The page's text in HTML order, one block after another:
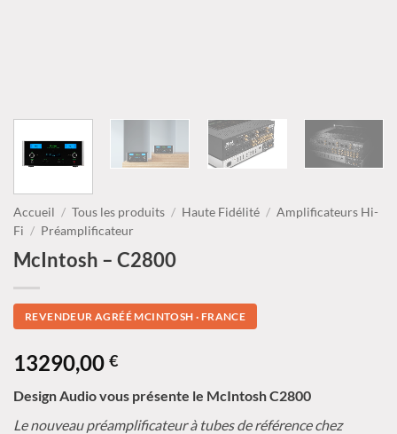
Accueil / Tous les produits / Haute Fidélité / Amplificateurs Hi-
Fi / Préamplificateur
McIntosh – C2800
REVENDEUR AGRÉÉ MCINTOSH · FRANCE
13290,00 €
Design Audio vous présente le McIntosh C2800
Le nouveau préamplificateur à tubes de référence chez